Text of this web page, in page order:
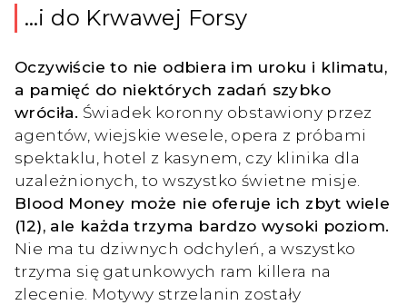
…i do Krwawej Forsy
Oczywiście to nie odbiera im uroku i klimatu,
a pamięć do niektórych zadań szybko
wróciła. Świadek koronny obstawiony przez
agentów, wiejskie wesele, opera z próbami
spektaklu, hotel z kasynem, czy klinika dla
uzależnionych, to wszystko świetne misje.
Blood Money może nie oferuje ich zbyt wiele
(12), ale każda trzyma bardzo wysoki poziom.
Nie ma tu dziwnych odchyleń, a wszystko
trzyma się gatunkowych ram killera na
zlecenie. Motywy strzelanin zostały